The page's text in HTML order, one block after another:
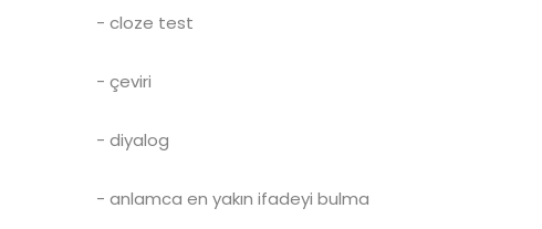
- cloze test
- çeviri
- diyalog
- anlamca en yakın ifadeyi bulma